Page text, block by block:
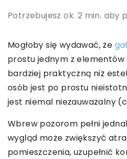
Potrzebujesz ok. 2 min. aby
Mogłoby się wydawać, że
prostu jednym z elementów
bardziej praktyczną niż
osób jest po prostu
jest niemal niezauważalny
Wbrew pozorom pełni
wygląd może zwiększyć
pomieszczenia, uzupełnić